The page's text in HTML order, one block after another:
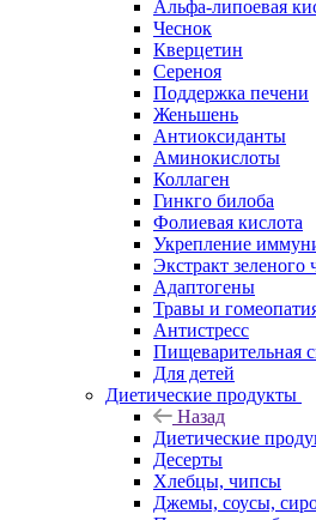
Альфа-липоевая
Чеснок
Кверцетин
Сереноя
Поддержка печени
Женьшень
Антиоксиданты
Аминокислоты
Коллаген
Гинкго билоба
Фолиевая кислота
Укрепление
Экстракт зеленого
Адаптогены
Травы и
Антистресс
Пищеварительная
Для детей
Диетические продукты
Назад
Диетические
Десерты
Хлебцы, чипсы
Джемы, соусы,